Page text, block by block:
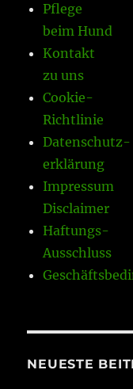
Pflege
beim Hund
Kontakt
zu uns
Cookie-
Richtlinie
Datenschutz-
erklärung
Impressum
Disclaimer
Haftungs-
Ausschluss
NEUESTE